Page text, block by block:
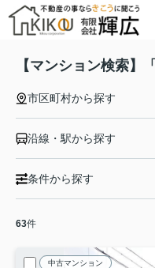
【マンション検索】
市区町村から探す
沿線・駅から探す
条件から探す
63件
中古マンション